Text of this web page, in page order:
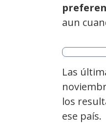
aun
Las
los
ese país.